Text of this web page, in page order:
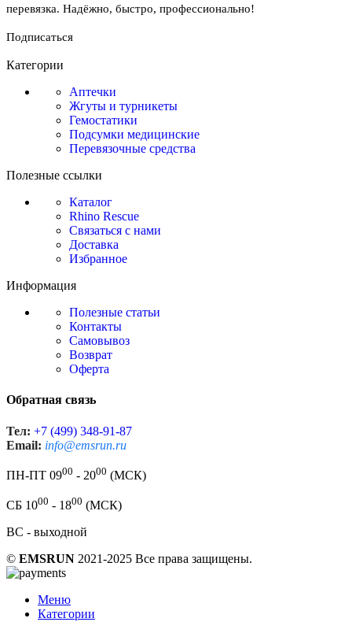
перевязка. Надёжно, быстро, профессионально!
Подписаться
Категории
Аптечки
Жгуты и турникеты
Гемостатики
Подсумки медицинские
Перевязочные средства
Полезные ссылки
Каталог
Rhino Rescue
Связаться с нами
Доставка
Избранное
Информация
Полезные статьи
Контакты
Самовывоз
Возврат
Оферта
Обратная связь
Тел: +7 (499) 348-91-87
Email: info@emsrun.ru
ПН-ПТ 0900 - 2000 (МСК)
СБ 1000 - 1800 (МСК)
ВС - выходной
© EMSRUN 2021-2025 Все права защищены.
Меню
Категории